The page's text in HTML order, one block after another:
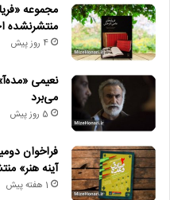
مجموعه
منتشرنشده
4 روز پیش
نعیمی
می‌برد
5 روز پیش
فراخوان
آینه هنر»
1 هفته پیش